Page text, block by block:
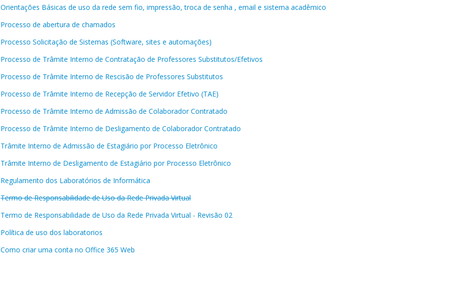
Orientações Básicas de uso da rede sem fio, impressão, troca de senha , email e sistema acadêmico
Processo de abertura de chamados
Processo Solicitação de Sistemas (Software, sites e automações)
Processo de Trâmite Interno de Contratação de Professores Substitutos/Efetivos
Processo de Trâmite Interno de Rescisão de Professores Substitutos
Processo de Trâmite Interno de Recepção de Servidor Efetivo (TAE)
Processo de Trâmite Interno de Admissão de Colaborador Contratado
Processo de Trâmite Interno de Desligamento de Colaborador Contratado
Trâmite Interno de Admissão de Estagiário por Processo Eletrônico
Trâmite Interno de Desligamento de Estagiário por Processo Eletrônico
Regulamento dos Laboratórios de Informática
Termo de Responsabilidade de Uso da Rede Privada Virtual
Termo de Responsabilidade de Uso da Rede Privada Virtual - Revisão 02
Política de uso dos laboratorios
Como criar uma conta no Office 365 Web